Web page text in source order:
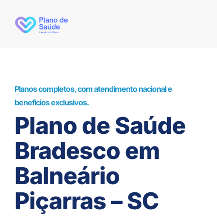
Planos completos, com atendimento nacional e
benefícios exclusivos.
Plano de Saúde
Bradesco em
Balneário
Piçarras – SC